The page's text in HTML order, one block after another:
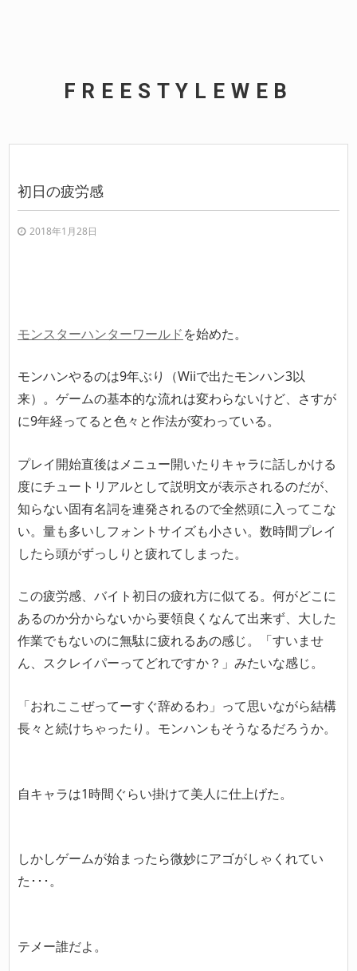
FREESTYLEWEB
初日の疲労感
2018年1月28日
モンスターハンターワールドを始めた。
モンハンやるのは9年ぶり（Wiiで出たモンハン3以
来）。ゲームの基本的な流れは変わらないけど、さすが
に9年経ってると色々と作法が変わっている。
プレイ開始直後はメニュー開いたりキャラに話しかける
度にチュートリアルとして説明文が表示されるのだが、
知らない固有名詞を連発されるので全然頭に入ってこな
い。量も多いしフォントサイズも小さい。数時間プレイ
したら頭がずっしりと疲れてしまった。
この疲労感、バイト初日の疲れ方に似てる。何がどこに
あるのか分からないから要領良くなんて出来ず、大した
作業でもないのに無駄に疲れるあの感じ。「すいませ
ん、スクレイパーってどれですか？」みたいな感じ。
「おれここぜってーすぐ辞めるわ」って思いながら結構
長々と続けちゃったり。モンハンもそうなるだろうか。
自キャラは1時間ぐらい掛けて美人に仕上げた。
しかしゲームが始まったら微妙にアゴがしゃくれてい
た･･･。
テメー誰だよ。